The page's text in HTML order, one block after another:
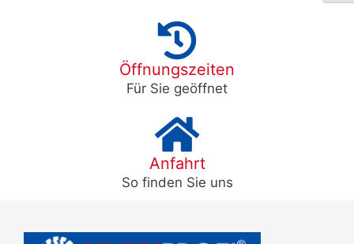
Öffnungszeiten
Für Sie geöffnet
Anfahrt
So finden Sie uns